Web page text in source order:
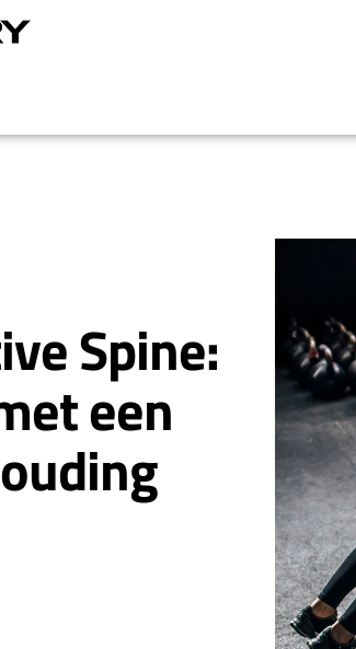
Spine:
een